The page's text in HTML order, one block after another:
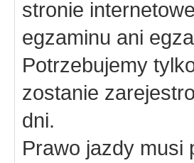
stronie
egzaminu ani
Potrzebujemy
zostanie
dni.
Prawo jazdy musi